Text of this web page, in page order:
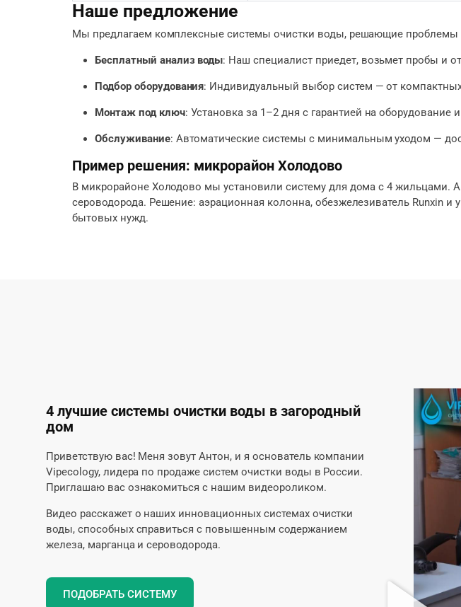
Наше предложение
Мы предлагаем комплексные системы очистки воды, решающие
Бесплатный анализ воды: Наш специалист приедет, возьмет пробы и
Подбор оборудования: Индивидуальный выбор систем — от
Монтаж под ключ: Установка за 1–2 дня с гарантией на оборудование
Обслуживание: Автоматические системы с минимальным уходом —
Пример решения: микрорайон Холодово
В микрорайоне Холодово мы установили систему для дома с 4 жильцами.
сероводорода. Решение: аэрационная колонна, обезжелезиватель Runxin и
бытовых нужд.
4 лучшие системы очистки воды в загородный
дом
Приветствую вас! Меня зовут Антон, и я основатель компании
Vipecology, лидера по продаже систем очистки воды в России.
Приглашаю вас ознакомиться с нашим видеороликом.
Видео расскажет о наших инновационных системах очистки
воды, способных справиться с повышенным содержанием
железа, марганца и сероводорода.
ПОДОБРАТЬ СИСТЕМУ